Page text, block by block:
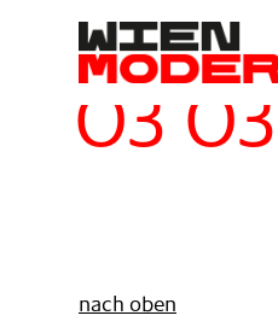
springenFilter
O3 O3
nach oben